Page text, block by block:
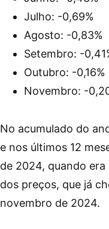
Julho: -0,69%
Agosto: -0,83%
Setembro: -
Outubro: -0,16%
Novembro: -
No acumulado do
e nos últimos 12
de 2024, quando era
dos preços, que já
novembro de 2024.